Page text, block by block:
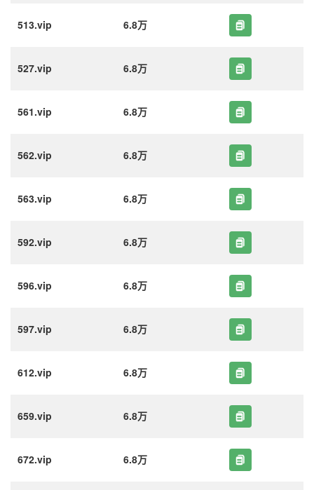
513.vip 6.8万
527.vip 6.8万
561.vip 6.8万
562.vip 6.8万
563.vip 6.8万
592.vip 6.8万
596.vip 6.8万
597.vip 6.8万
612.vip 6.8万
659.vip 6.8万
672.vip 6.8万